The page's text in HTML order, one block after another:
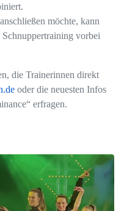
möchte, kann
vorbei
die Trainerinnen direkt
oder die neuesten Infos
erfragen.